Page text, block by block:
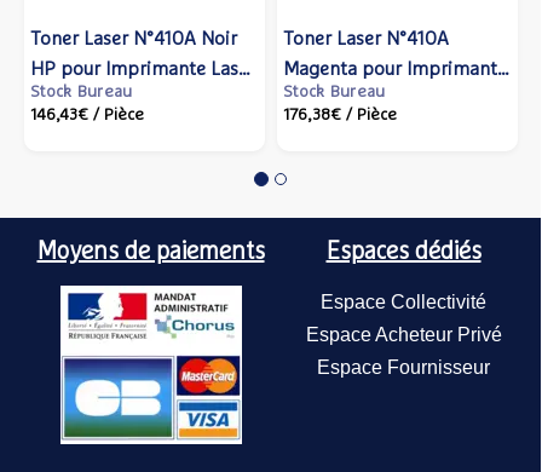
Toner Laser N°410A Noir
HP pour Imprimante Laser
- Capacité 2300 pages
Stock Bureau
146,43€ / Pièce
Toner Laser N°410A
Magenta pour Imprimante
Laser - Capacité 2300
Stock Bureau
176,38€ / Pièce
Moyens de paiements Espaces dédiés
Espace Collectivité
Espace Acheteur Privé
Espace Fournisseur